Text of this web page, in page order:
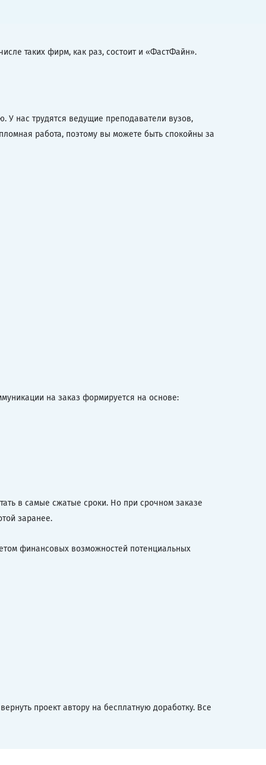
таких фирм, как раз, состоит и «ФастФайн».
У нас трудятся ведущие преподаватели вузов,
работа, поэтому вы можете быть спокойны за
на заказ формируется на основе:
в самые сжатые сроки. Но при срочном заказе
заранее.
финансовых возможностей потенциальных
проект автору на бесплатную доработку. Все